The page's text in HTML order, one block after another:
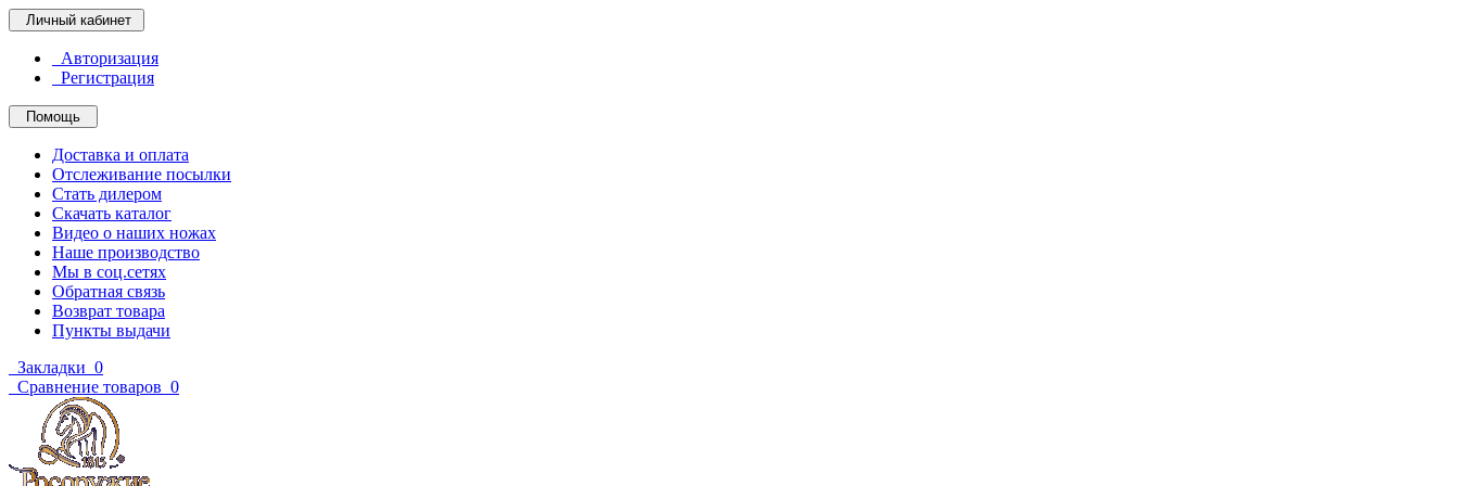
Личный кабинет
Авторизация
Регистрация
Помощь
Доставка и оплата
Отслеживание посылки
Стать дилером
Скачать каталог
Видео о наших ножах
Наше производство
Мы в соц.сетях
Обратная связь
Возврат товара
Пункты выдачи
Закладки 0
Сравнение товаров 0